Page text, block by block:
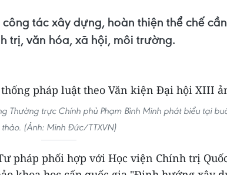
tác xây dựng, hoàn thiện thể chế
trị, văn hóa, xã hội, môi trường.
Thường trực Chính phủ Phạm Bình Minh phát biểu tại
thảo. (Ảnh: Minh Đức/TTXVN)
pháp phối hợp với Học viện Chính trị